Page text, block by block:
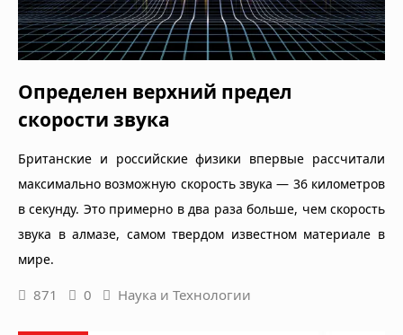
Определен верхний предел
скорости звука
Британские и российские физики впервые рассчитали
максимально возможную скорость звука — 36 километров
в секунду. Это примерно в два раза больше, чем скорость
звука в алмазе, самом твердом известном материале в
мире.
871 0 Наука и Технологии